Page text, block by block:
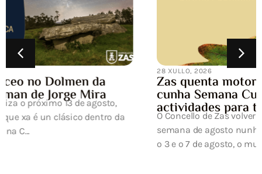
Zas quenta motores para a Carballeira
cunha Semana Cultural chea de
actividades para todos os públicos
O Concello de Zas volverá converter a primeira
semana de agosto nunha gran festa da cultura. Entre